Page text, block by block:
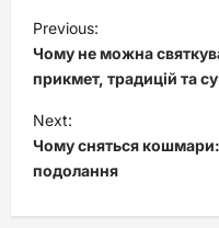
P
o
s
t
n
a
v
Previous:
Чому не можна
прикмет, традицій та
Next:
Чому сняться
подолання